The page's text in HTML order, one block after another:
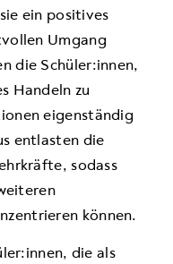
ein positives
Umgang
die Schüler:innen,
Handeln zu
eigenständig
entlasten die
sodass
können.
die als